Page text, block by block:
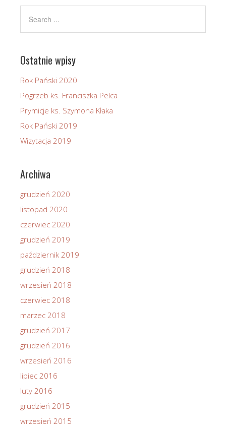
Ostatnie wpisy
Rok Pański 2020
Pogrzeb ks. Franciszka Pelca
Prymicje ks. Szymona Kłaka
Rok Pański 2019
Wizytacja 2019
Archiwa
grudzień 2020
listopad 2020
czerwiec 2020
grudzień 2019
październik 2019
grudzień 2018
wrzesień 2018
czerwiec 2018
marzec 2018
grudzień 2017
grudzień 2016
wrzesień 2016
lipiec 2016
luty 2016
grudzień 2015
wrzesień 2015